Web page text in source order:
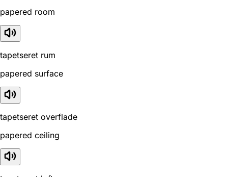
papered room
tapetseret rum
papered surface
tapetseret overflade
papered ceiling